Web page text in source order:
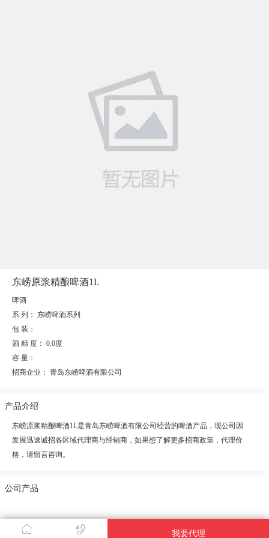
东崂原浆精酿啤酒1L
啤酒
系 列： 东崂啤酒系列
包 装：
酒 精 度： 0.0度
容 量：
招商企业： 青岛东崂啤酒有限公司
产品介绍
东崂原浆精酿啤酒1L是青岛东崂啤酒有限公司经营的啤酒产品，现公司因
发展迅速诚招各区域代理商与经销商，如果想了解更多招商政策，代理价
格，请留言咨询。
公司产品
我要代理